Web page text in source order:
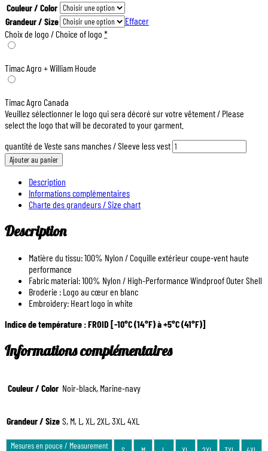
Couleur / Color
Grandeur / Size
Effacer
Choix de logo / Choice of logo *
Timac Agro + William Houde
Timac Agro Canada
Veuillez sélectionner le logo qui sera décoré sur votre vêtement / Please
select the logo that will be decorated to your garment.
quantité de Veste sans manches / Sleeve less vest
Ajouter au panier
Description
Informations complémentaires
Charte des grandeurs / Size chart
Description
Matière du tissu: 100% Nylon / Coquille extérieur coupe-vent haute
performance
Fabric material: 100% Nylon / High-Performance Windproof Outer Shell
Broderie : Logo au cœur en blanc
Embroidery: Heart logo in white
Indice de température :FROID [-10°C (14°F) à +5°C (41°F)]
Informations complémentaires
Couleur / Color Noir-black, Marine-navy
Grandeur / Size S, M, L, XL, 2XL, 3XL, 4XL
Mesures en pouce / Measurement